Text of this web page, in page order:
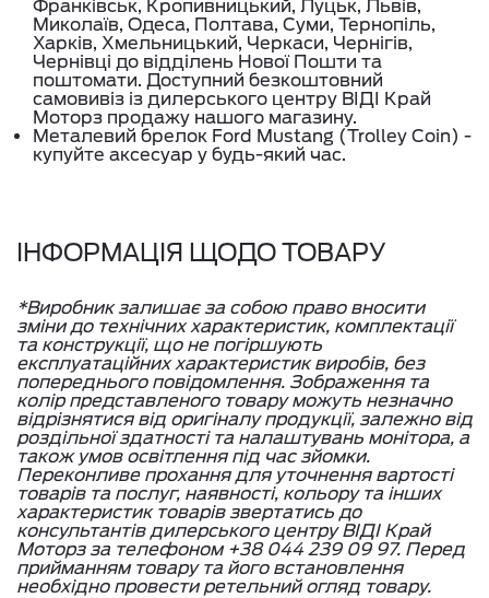
Франківськ, Кропивницький, Луцьк, Львів,
Миколаїв, Одеса, Полтава, Суми, Тернопіль,
Харків, Хмельницький, Черкаси, Чернігів,
Чернівці до відділень Нової Пошти та
поштомати. Доступний безкоштовний
самовивіз із дилерського центру ВІДІ Край
Моторз продажу нашого магазину.
Металевий брелок Ford Mustang (Trolley Coin) -
купуйте аксесуар у будь-який час.
ІНФОРМАЦІЯ ЩОДО ТОВАРУ
*Виробник залишає за собою право вносити
зміни до технічних характеристик, комплектації
та конструкції, що не погіршують
експлуатаційних характеристик виробів, без
попереднього повідомлення. Зображення та
колір представленого товару можуть незначно
відрізнятися від оригіналу продукції, залежно від
роздільної здатності та налаштувань монітора, а
також умов освітлення під час зйомки.
Переконливе прохання для уточнення вартості
товарів та послуг, наявності, кольору та інших
характеристик товарів звертатись до
консультантів дилерського центру ВІДІ Край
Моторз за телефоном +38 044 239 09 97. Перед
прийманням товару та його встановлення
необхідно провести ретельний огляд товару.